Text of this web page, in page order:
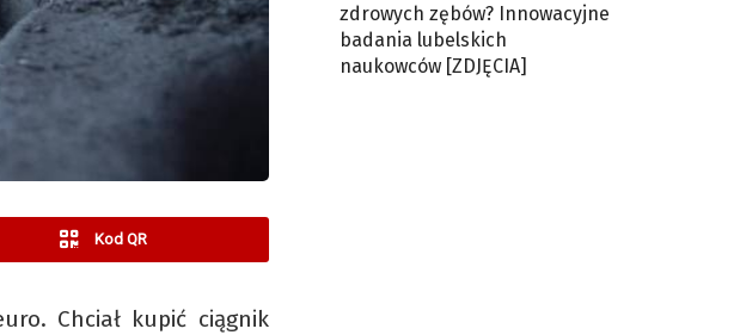
Kod QR
Chciał kupić ciągnik
zdrowych zębów? Innowacyjne
badania lubelskich
naukowców [ZDJĘCIA]